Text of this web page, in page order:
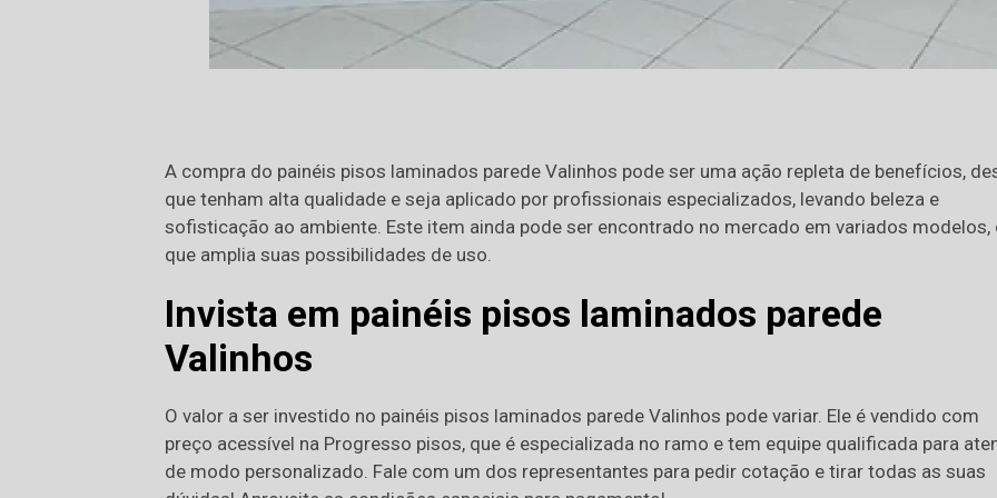
A compra do painéis pisos laminados parede Valinhos pode ser uma ação repleta de benefícios,
que tenham alta qualidade e seja aplicado por profissionais especializados, levando beleza e
sofisticação ao ambiente. Este item ainda pode ser encontrado no mercado em variados modelos,
que amplia suas possibilidades de uso.
Invista em painéis pisos laminados parede
Valinhos
O valor a ser investido no painéis pisos laminados parede Valinhos pode variar. Ele é vendido com
preço acessível na Progresso pisos, que é especializada no ramo e tem equipe qualificada para
de modo personalizado. Fale com um dos representantes para pedir cotação e tirar todas as suas